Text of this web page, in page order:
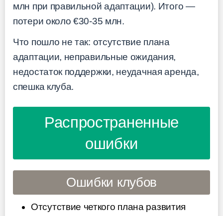
млн при правильной адаптации). Итого —
потери около €30-35 млн.
Что пошло не так: отсутствие плана
адаптации, неправильные ожидания,
недостаток поддержки, неудачная аренда,
спешка клуба.
Распространенные
ошибки
Ошибки клубов
Отсутствие четкого плана развития